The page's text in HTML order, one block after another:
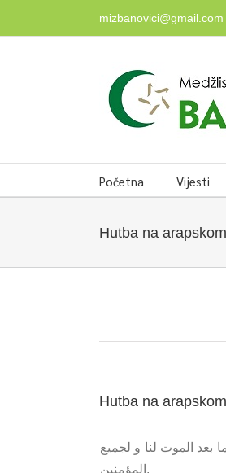
mizbanovici@gmail.com
Početna Vijesti
Hutba na
Hutba na
بعد الموت لنا و لجميع
المؤمنين.